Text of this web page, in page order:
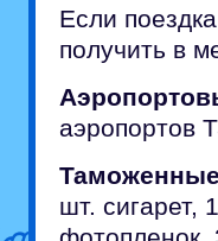
Если
получить в
аэропортов
шт. сигарет,